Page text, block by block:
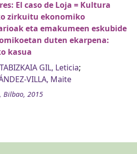
El caso de Loja = Kultura
zirkuitu ekonomiko
eta emakumeen eskubide
duten ekarpena:
kasua
GIL, Leticia;
VILLA, Maite
Bilbao, 2015